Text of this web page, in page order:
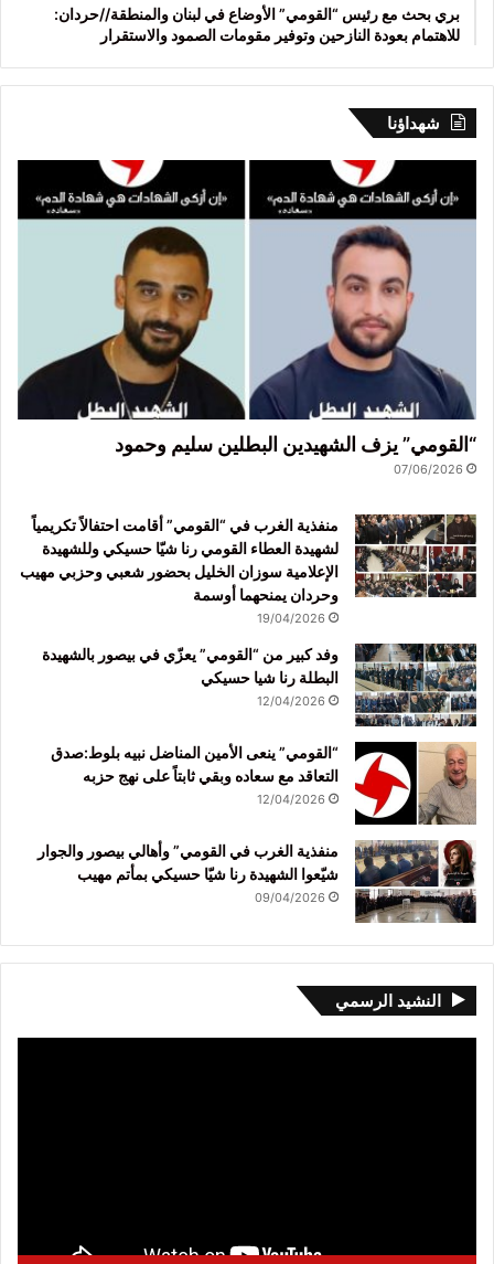
بري بحث مع رئيس “القومي” الأوضاع في لبنان والمنطقة//حردان:
للاهتمام بعودة النازحين وتوفير مقومات الصمود والاستقرار
شهداؤنا
“القومي” يزف الشهيدين البطلين سليم وحمود
07/06/2026
منفذية الغرب في “القومي” أقامت احتفالاً تكريمياً
لشهيدة العطاء القومي رنا شيّا حسيكي وللشهيدة
الإعلامية سوزان الخليل بحضور شعبي وحزبي مهيب
وحردان يمنحهما أوسمة
19/04/2026
وفد كبير من “القومي” يعزّي في بيصور بالشهيدة
البطلة رنا شيا حسيكي
12/04/2026
“القومي” ينعى الأمين المناضل نبيه بلوط:صدق
التعاقد مع سعاده وبقي ثابتاً على نهج حزبه
12/04/2026
منفذية الغرب في القومي” وأهالي بيصور والجوار
شيّعوا الشهيدة رنا شيّا حسيكي بمأتم مهيب
09/04/2026
النشيد الرسمي